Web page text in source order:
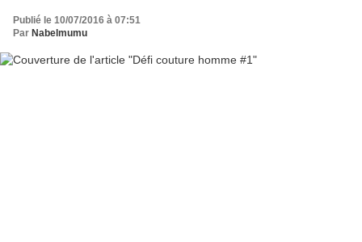
Publié le 10/07/2016 à 07:51
Par Nabelmumu